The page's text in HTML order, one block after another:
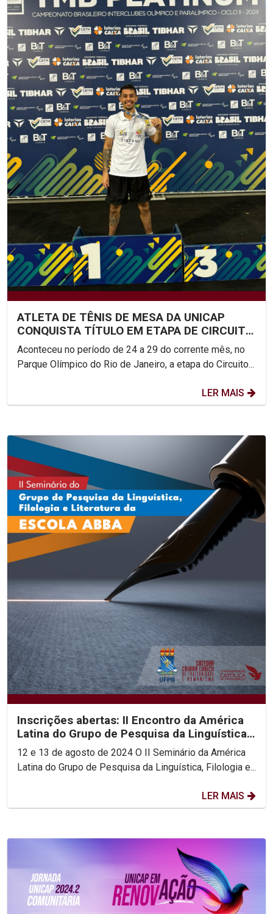
ATLETA DE TÊNIS DE MESA DA UNICAP
CONQUISTA TÍTULO EM ETAPA DE CIRCUITO
NACIONAL
Aconteceu no período de 24 a 29 do corrente mês, no
Parque Olímpico do Rio de Janeiro, a etapa do Circuito...
LER MAIS
Inscrições abertas: II Encontro da América
Latina do Grupo de Pesquisa da Linguística,
Filologia...
12 e 13 de agosto de 2024 O II Seminário da América
Latina do Grupo de Pesquisa da Linguística, Filologia e...
LER MAIS